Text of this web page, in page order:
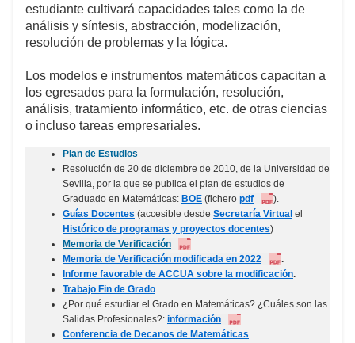
estudiante cultivará capacidades tales como la de
análisis y síntesis, abstracción, modelización,
resolución de problemas y la lógica.
Los modelos e instrumentos matemáticos capacitan a
los egresados para la formulación, resolución,
análisis, tratamiento informático, etc. de otras ciencias
o incluso tareas empresariales.
Plan de Estudios
Resolución de 20 de diciembre de 2010, de la Universidad de
Sevilla, por la que se publica el plan de estudios de
Graduado en Matemáticas: BOE (fichero pdf
).
Guías Docentes (accesible desde Secretaría Virtual el
Histórico de programas y proyectos docentes)
Memoria de Verificación
Memoria de Verificación modificada en 2022
.
Informe favorable de ACCUA sobre la modificación.
Trabajo Fin de Grado
¿Por qué estudiar el Grado en Matemáticas? ¿Cuáles son las
Salidas Profesionales?: información
.
Conferencia de Decanos de Matemáticas.